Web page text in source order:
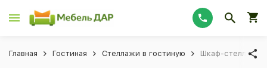
Главная Гостиная Стеллажи в гостиную Шкаф-стеллаж